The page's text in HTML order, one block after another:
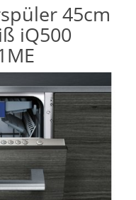
45cm
iQ500